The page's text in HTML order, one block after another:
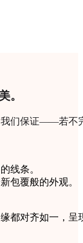
。
我们保证——若不
线条。
包覆般的外观。
都对齐如一，呈